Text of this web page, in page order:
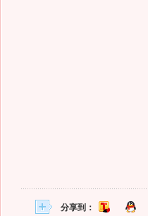
分享到：